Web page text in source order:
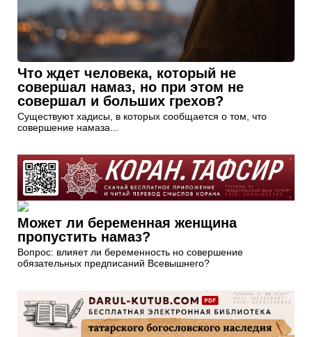
Что ждет человека, который не
совершал намаз, но при этом не
совершал и больших грехов?
Существуют хадисы, в которых сообщается о том, что
совершение намаза...
Может ли беременная женщина
пропустить намаз?
Вопрос: влияет ли беременность но совершение
обязательных предписаний Всевышнего?